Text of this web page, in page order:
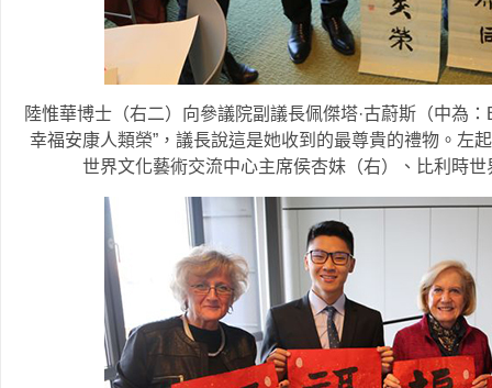
陸惟華博士（右二）向參議院副議長佩傑塔·古蔚斯（中為
幸福安康人類榮”，議長說這是她收到的最尊貴的禮物。左
世界文化藝術交流中心主席侯杏妹（右）、比利時